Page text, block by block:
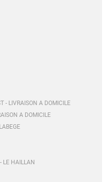
- LIVRAISON A DOMICILE
A DOMICILE
LE HAILLAN